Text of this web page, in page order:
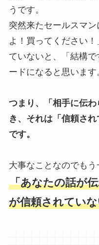
うです。
突然来たセールスマ
よ！買ってください
ていないと、「結構
ードになると思います
つまり、「相手に伝
き、それは「信頼さ
です。
大事なことなのでもう
「あなたの話が
が信頼されてい